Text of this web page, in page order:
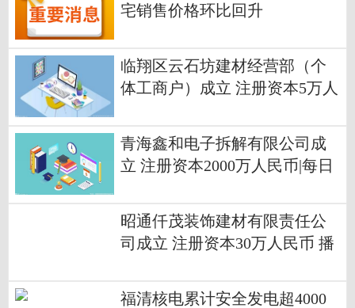
宅销售价格环比回升
临翔区云石坊建材经营部（个
体工商户）成立 注册资本5万人
青海鑫和电子拆解有限公司成
立 注册资本2000万人民币|每日
昭通仟茂装饰建材有限责任公
司成立 注册资本30万人民币 播
福清核电累计安全发电超4000